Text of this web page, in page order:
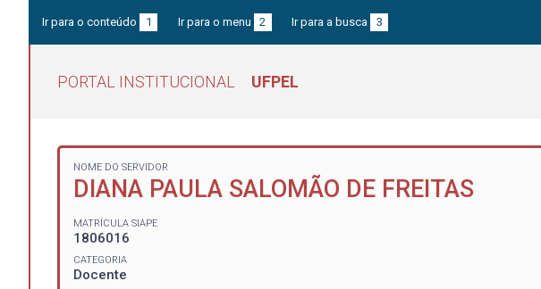
Ir para o conteúdo 1 Ir para o menu 2 Ir para a busca 3
PORTAL INSTITUCIONAL UFPEL
NOME DO SERVIDOR
DIANA PAULA SALOMÃO DE FREITAS
MATRÍCULA SIAPE
1806016
CATEGORIA
Docente